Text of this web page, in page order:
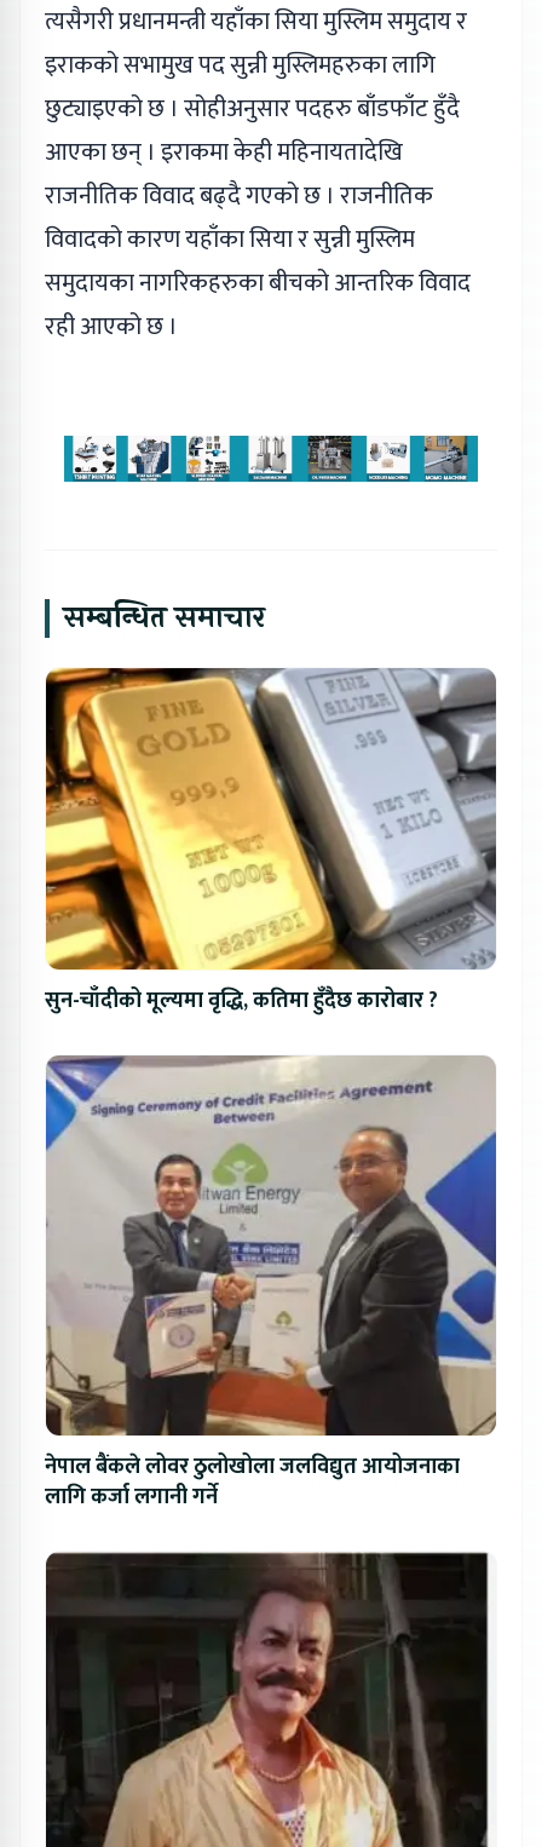
त्यसैगरी प्रधानमन्त्री यहाँका सिया मुस्लिम समुदाय र
इराकको सभामुख पद सुन्नी मुस्लिमहरुका लागि
छुट्याइएको छ । सोहीअनुसार पदहरु बाँडफाँट हुँदै
आएका छन् । इराकमा केही महिनायतादेखि
राजनीतिक विवाद बढ्दै गएको छ । राजनीतिक
विवादको कारण यहाँका सिया र सुन्नी मुस्लिम
समुदायका नागरिकहरुका बीचको आन्तरिक विवाद
रही आएको छ ।
सम्बन्धित समाचार
सुन-चाँदीको मूल्यमा वृद्धि, कतिमा हुँदैछ कारोबार ?
नेपाल बैंकले लोवर ठुलोखोला जलविद्युत आयोजनाका
लागि कर्जा लगानी गर्ने